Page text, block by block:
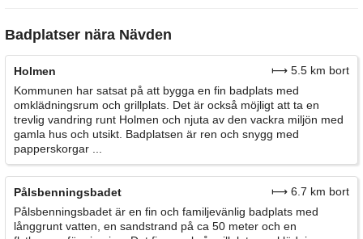
Badplatser nära Nävden
Holmen
⟼ 5.5 km bort
Kommunen har satsat på att bygga en fin badplats med
omklädningsrum och grillplats. Det är också möjligt att ta en
trevlig vandring runt Holmen och njuta av den vackra miljön med
gamla hus och utsikt. Badplatsen är ren och snygg med
papperskorgar ...
Pålsbenningsbadet
⟼ 6.7 km bort
Pålsbenningsbadet är en fin och familjevänlig badplats med
långgrunt vatten, en sandstrand på ca 50 meter och en